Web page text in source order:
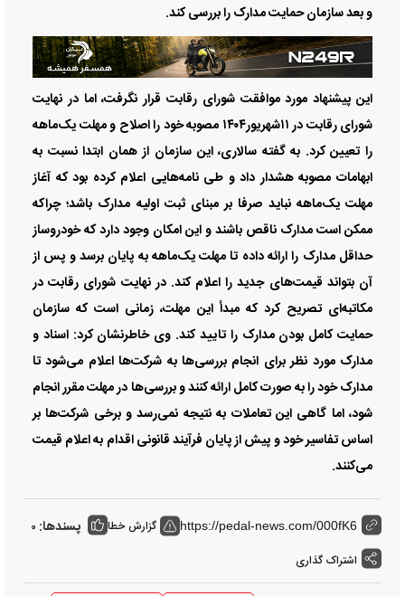
و بعد سازمان حمایت مدارک را بررسی کند.
این پیشنهاد مورد موافقت شورای رقابت قرار نگرفت، اما در نهایت
شورای رقابت در ۱۱شهریور۱۴۰۴ مصوبه خود را اصلاح و مهلت یک‌ماهه
را تعیین کرد. به گفته سالاری، این سازمان از همان ابتدا نسبت به
ابهامات مصوبه هشدار داد و طی نامه‌هایی اعلام کرده بود که آغاز
مهلت یک‌ماهه نباید صرفا بر مبنای ثبت اولیه مدارک باشد؛ چراکه
ممکن است مدارک ناقص باشند و این امکان وجود دارد که خودروساز
حداقل مدارک را ارائه داده تا مهلت یک‌ماهه به پایان برسد و پس از
آن بتواند قیمت‌های جدید را اعلام کند. در نهایت شورای رقابت در
مکاتبه‌ای تصریح کرد که مبدأ این مهلت، زمانی است که سازمان
حمایت کامل بودن مدارک را تایید کند. وی خاطرنشان کرد: اسناد و
مدارک مورد نظر برای انجام بررسی‌ها به شرکت‌ها اعلام می‌شود تا
مدارک خود را به صورت کامل ارائه کنند و بررسی‌ها در مهلت مقرر انجام
شود، اما گاهی این تعاملات به نتیجه نمی‌رسد و برخی شرکت‌ها بر
اساس تفاسیر خود و پیش از پایان فرآیند قانونی اقدام به اعلام قیمت
می‌کنند.
https://pedal-news.com/000fK6 گزارش خطا پسندها: 0
اشتراک گذاری